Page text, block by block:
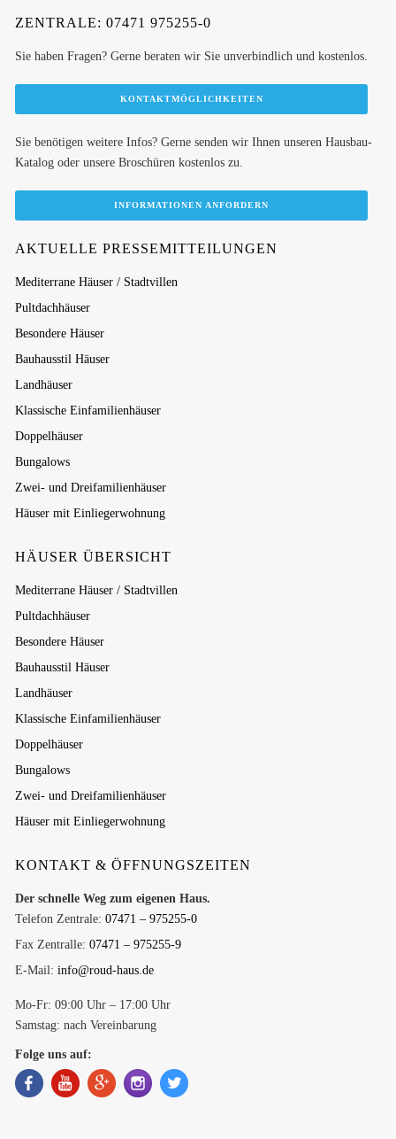
ZENTRALE: 07471 975255-0
Sie haben Fragen? Gerne beraten wir Sie unverbindlich und kostenlos.
KONTAKTMÖGLICHKEITEN
Sie benötigen weitere Infos? Gerne senden wir Ihnen unseren Hausbau-
Katalog oder unsere Broschüren kostenlos zu.
INFORMATIONEN ANFORDERN
AKTUELLE PRESSEMITTEILUNGEN
Mediterrane Häuser / Stadtvillen
Pultdachhäuser
Besondere Häuser
Bauhausstil Häuser
Landhäuser
Klassische Einfamilienhäuser
Doppelhäuser
Bungalows
Zwei- und Dreifamilienhäuser
Häuser mit Einliegerwohnung
HÄUSER ÜBERSICHT
Mediterrane Häuser / Stadtvillen
Pultdachhäuser
Besondere Häuser
Bauhausstil Häuser
Landhäuser
Klassische Einfamilienhäuser
Doppelhäuser
Bungalows
Zwei- und Dreifamilienhäuser
Häuser mit Einliegerwohnung
KONTAKT & ÖFFNUNGSZEITEN
Der schnelle Weg zum eigenen Haus.
Telefon Zentrale:07471 – 975255-0
Fax Zentralle:07471 – 975255-9
E-Mail:info@roud-haus.de
Mo-Fr: 09:00 Uhr – 17:00 Uhr
Samstag: nach Vereinbarung
Folge uns auf: